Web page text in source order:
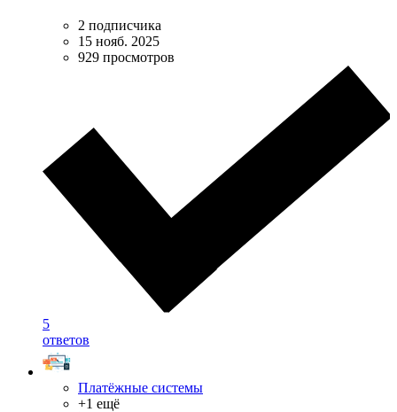
2 подписчика
15 нояб. 2025
929 просмотров
5
ответов
Платёжные системы
+1 ещё